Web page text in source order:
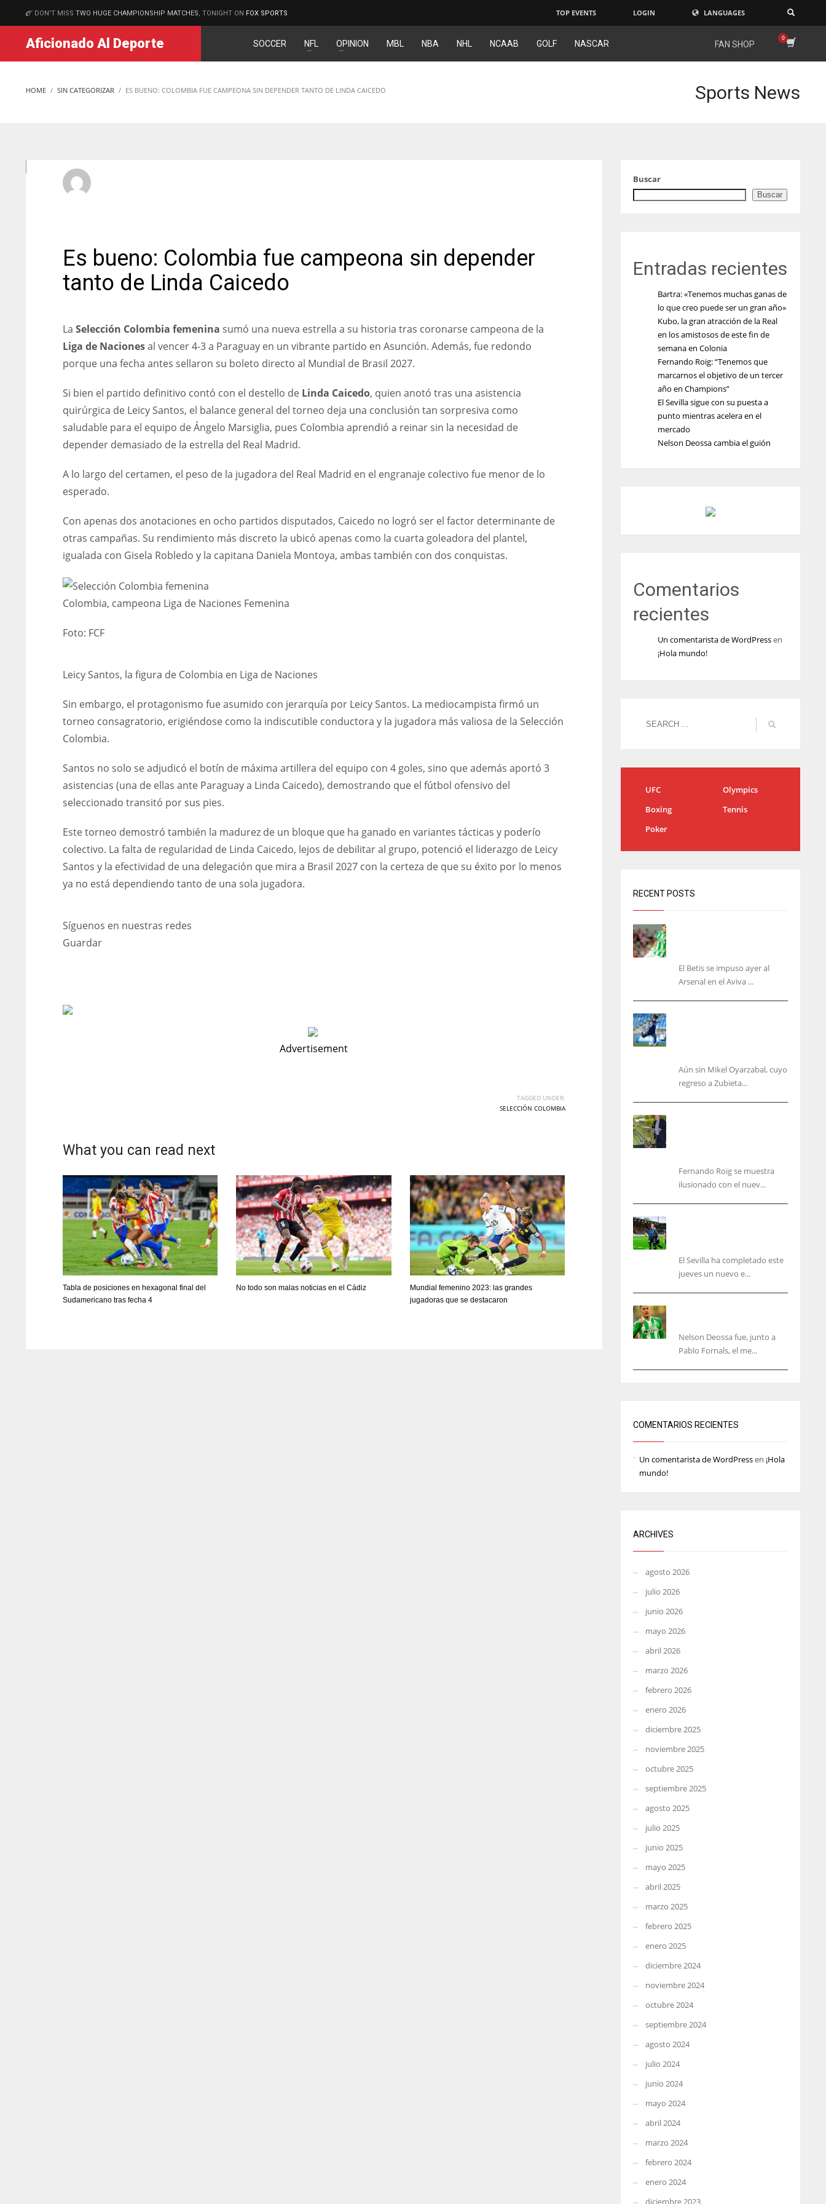
MATCHES
IND NYJ
DON'T MISS TWO HUGE CHAMPIONSHIP MATCHES , TONIGHT ON FOX SPORTS TOP EVENTS LOGIN LANGUAGES
Aficionado Al Deporte SOCCER NFL OPINION MBL NBA NHL NCAAB GOLF NASCAR FAN SHOP
HOME SIN CATEGORIZAR ES BUENO: COLOMBIA FUE CAMPEONA SIN DEPENDER TANTO DE LINDA CAICEDO Sports News
Es bueno: Colombia fue campeona sin depender
tanto de Linda Caicedo
La Selección Colombia femenina sumó una nueva estrella a su historia tras coronarse campeona de la
Liga de Nacionesal vencer 4-3 a Paraguay en un vibrante partido en Asunción. Además, fue redondo
porque una fecha antes sellaron su boleto directo al Mundial de Brasil 2027.
Si bien el partido definitivo contó con el destello de Linda Caicedo, quien anotó tras una asistencia
quirúrgica de Leicy Santos, el balance general del torneo deja una conclusión tan sorpresiva como
saludable para el equipo de Ángelo Marsiglia, pues Colombia aprendió a reinar sin la necesidad de
depender demasiado de la estrella del Real Madrid.
A lo largo del certamen, el peso de la jugadora del Real Madrid en el engranaje colectivo fue menor de lo
esperado.
Con apenas dos anotaciones en ocho partidos disputados, Caicedo no logró ser el factor determinante de
otras campañas. Su rendimiento más discreto la ubicó apenas como la cuarta goleadora del plantel,
igualada con Gisela Robledo y la capitana Daniela Montoya, ambas también con dos conquistas.
Colombia, campeona Liga de Naciones Femenina
Foto: FCF
Leicy Santos, la figura de Colombia en Liga de Naciones
Sin embargo, el protagonismo fue asumido con jerarquía por Leicy Santos. La mediocampista firmó un
torneo consagratorio, erigiéndose como la indiscutible conductora y la jugadora más valiosa de la Selección
Colombia.
Santos no solo se adjudicó el botín de máxima artillera del equipo con 4 goles, sino que además aportó 3
asistencias (una de ellas ante Paraguay a Linda Caicedo), demostrando que el fútbol ofensivo del
seleccionado transitó por sus pies.
Este torneo demostró también la madurez de un bloque que ha ganado en variantes tácticas y poderío
colectivo. La falta de regularidad de Linda Caicedo, lejos de debilitar al grupo, potenció el liderazgo de Leicy
Santos y la efectividad de una delegación que mira a Brasil 2027 con la certeza de que su éxito por lo menos
ya no está dependiendo tanto de una sola jugadora.
Síguenos en nuestras redes
Guardar
Advertisement
TAGGED UNDER:
SELECCIÓN COLOMBIA
What you can read next
Tabla de posiciones en hexagonal final del
Sudamericano tras fecha 4
No todo son malas noticias en el Cádiz
Mundial femenino 2023: las grandes
jugadoras que se destacaron
Buscar
Buscar
Entradas recientes
Bartra: «Tenemos muchas ganas de
lo que creo puede ser un gran año»
Kubo, la gran atracción de la Real
en los amistosos de este fin de
semana en Colonia
Fernando Roig: “Tenemos que
marcarnos el objetivo de un tercer
año en Champions”
El Sevilla sigue con su puesta a
punto mientras acelera en el
mercado
Nelson Deossa cambia el guión
Comentarios
recientes
Un comentarista de WordPressen
¡Hola mundo!
UFC
Olympics
Boxing
Tennis
Poker
RECENT POSTS
El Betis se impuso ayer al
Arsenal en el Aviva ...
Aún sin Mikel Oyarzabal, cuyo
regreso a Zubieta...
Fernando Roig se muestra
ilusionado con el nuev...
El Sevilla ha completado este
jueves un nuevo e...
Nelson Deossa fue, junto a
Pablo Fornals, el me...
COMENTARIOS RECIENTES
Un comentarista de WordPressen ¡Hola
mundo!
ARCHIVES
agosto 2026
julio 2026
junio 2026
mayo 2026
abril 2026
marzo 2026
febrero 2026
enero 2026
diciembre 2025
noviembre 2025
octubre 2025
septiembre 2025
agosto 2025
julio 2025
junio 2025
mayo 2025
abril 2025
marzo 2025
febrero 2025
enero 2025
diciembre 2024
noviembre 2024
octubre 2024
septiembre 2024
agosto 2024
julio 2024
junio 2024
mayo 2024
abril 2024
marzo 2024
febrero 2024
enero 2024
diciembre 2023